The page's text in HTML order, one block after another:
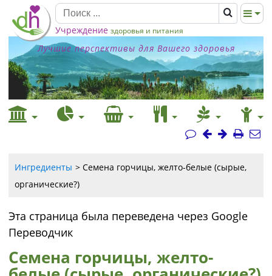
Учреждение здоровья и питания
Лучшие перспективы для Вашего здоровья
Ингредиенты
Семена горчицы, желто-белые (сырые,
органические?)
Эта страница была переведена через Google
Переводчик
Семена горчицы, желто-